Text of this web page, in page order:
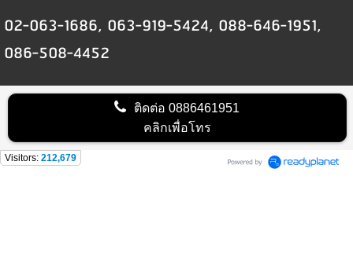
02-063-1686, 063-919-5424, 088-646-1951,
086-508-4452
ติดต่อ0886461951
คลิกเพื่อโทร
Visitors: 212,679